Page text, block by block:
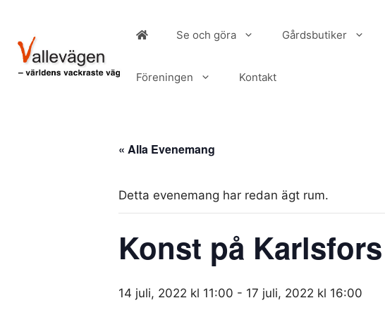
innehåll
Se och göra Gårdsbutiker
Föreningen Kontakt
« Alla Evenemang
Detta evenemang har redan ägt rum.
Konst på
14 juli, 2022 kl 11:00 - 17 juli, 2022 kl 16:00